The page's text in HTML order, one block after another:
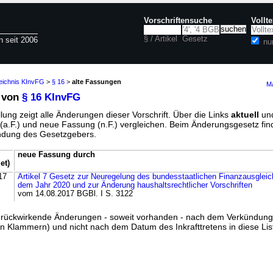
seit 2006
Vorschriftensuche
§ / Artikel Gesetz
KInvFG > § 16 > alte Fassungen
§ 16 KInvFG
zeigt alle Änderungen dieser Vorschrift. Über die Links aktuell
und neue Fassung (n.F.) vergleichen. Beim Änderungsgesetz
des Gesetzgebers.
neue Fassung durch
Artikel 7 Gesetz zur Neuregelung des bundesstaatlichen
dem Jahr 2020 und zur Änderung haushaltsrechtlicher Vorschriften
vom 14.08.2017 BGBl. I S. 3122
Änderungen - soweit vorhanden - nach dem
Klammern) und nicht nach dem Datum des Inkrafttretens in diese